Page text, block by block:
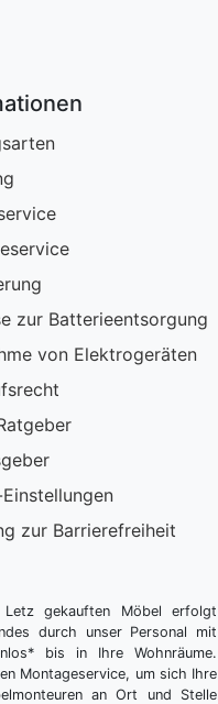
zur Batterieentsorgung
von Elektrogeräten
zur Barrierefreiheit
gekauften Möbel erfolgt
durch unser Personal mit
bis in Ihre Wohnräume.
Montageservice, um sich Ihre
an Ort und Stelle